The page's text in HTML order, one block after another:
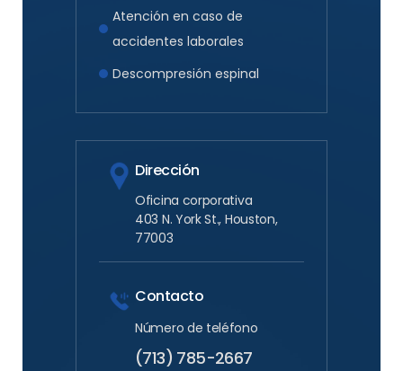
Atención en caso de
accidentes laborales
Descompresión espinal
Dirección
Oficina corporativa
403 N. York St., Houston,
77003
Contacto
Número de teléfono
(713) 785-2667